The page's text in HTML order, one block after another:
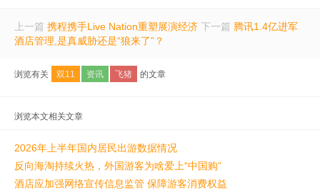
上一篇 携程携手Live Nation重塑展演经济 下一篇 腾讯1.4亿进军
酒店管理,是真威胁还是“狼来了”？
浏览有关 双11 资讯 飞猪 的文章
浏览本文相关文章
2026年上半年国内居民出游数据情况
反向海淘持续火热，外国游客为啥爱上“中国购”
酒店应加强网络宣传信息监管 保障游客消费权益